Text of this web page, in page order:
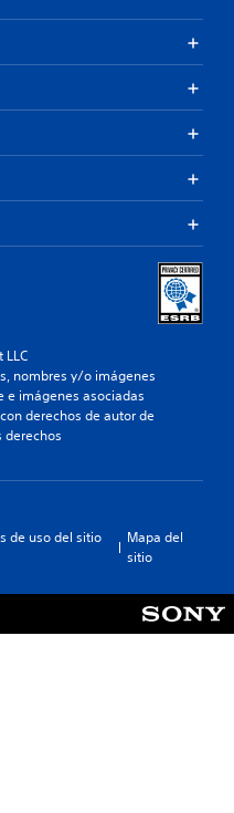
nombres y/o imágenes
e imágenes asociadas
derechos de autor de
derechos
de uso del sitio
Mapa del
sitio